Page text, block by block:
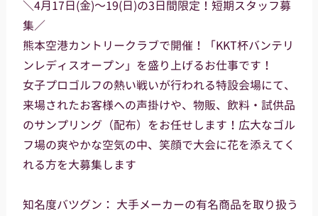
＼4月17日(金)～19(日)の3日間限定！短期スタッフ募
集／
熊本空港カントリークラブで開催！「KKT杯バンテリ
ンレディスオープン」を盛り上げるお仕事です！
女子プロゴルフの熱い戦いが行われる特設会場にて、
来場されたお客様への声掛けや、物販、飲料・試供品
のサンプリング（配布）をお任せします！広大なゴル
フ場の爽やかな空気の中、笑顔で大会に花を添えてく
れる方を大募集します
知名度バツグン： 大手メーカーの有名商品を取り扱う